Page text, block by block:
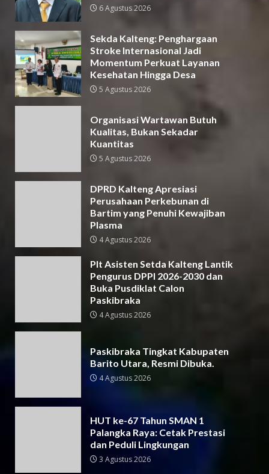
6 Agustus 2026
Sekda Kalteng: Penghargaan
Stroke Internasional Jadi
Momentum Perkuat Layanan
Kesehatan Hingga Desa
5 Agustus 2026
Organisasi Wartawan Butuh
Kualitas, Bukan Sekadar
Kuantitas
5 Agustus 2026
DPRD Kalteng Apresiasi
Perusahaan Perkebunan di
Bartim yang Penuhi Kewajiban
Plasma
4 Agustus 2026
Plt Asisten Setda Kalteng Lantik
Pengurus DPPI 2026-2030 dan
Buka Pusdiklat Calon
Paskibraka
4 Agustus 2026
Paskibraka Tingkat Kabupaten
Barito Utara, Resmi Dibuka.
4 Agustus 2026
HUT ke-67 Tahun SMAN 1
Palangka Raya: Cetak Prestasi
dan Peduli Lingkungan
3 Agustus 2026